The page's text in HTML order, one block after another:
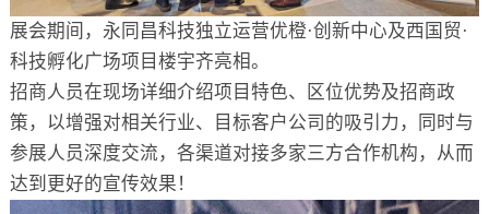
展会期间，永同昌科技独立运营优橙·创新中心及西国贸·
科技孵化广场项目楼宇齐亮相。
招商人员在现场详细介绍项目特色、区位优势及招商政
策，以增强对相关行业、目标客户公司的吸引力，同时与
参展人员深度交流，各渠道对接多家三方合作机构，从而
达到更好的宣传效果！